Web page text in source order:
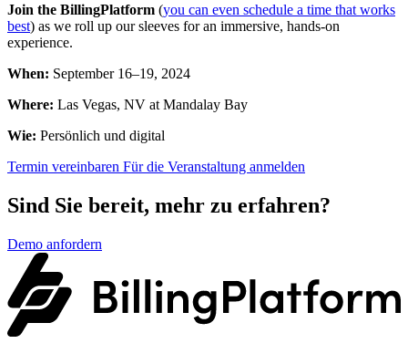
Join the BillingPlatform (you can even schedule a time that works
best) as we roll up our sleeves for an immersive, hands-on
experience.
When: September 16–19, 2024
Where: Las Vegas, NV at Mandalay Bay
Wie: Persönlich und digital
Termin vereinbaren Für die Veranstaltung anmelden
Sind Sie bereit, mehr zu erfahren?
Demo anfordern